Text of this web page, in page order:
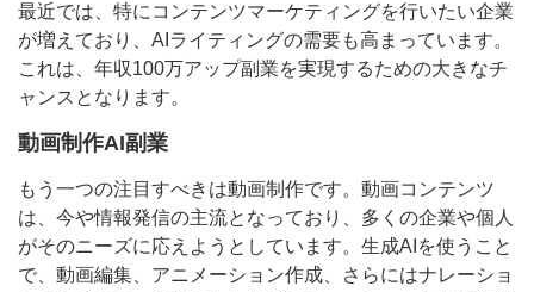
最近では、特にコンテンツマーケティングを行いたい企業
が増えており、AIライティングの需要も高まっています。
これは、年収100万アップ副業を実現するための大きなチ
ャンスとなります。
動画制作AI副業
もう一つの注目すべきは動画制作です。動画コンテンツ
は、今や情報発信の主流となっており、多くの企業や個人
がそのニーズに応えようとしています。生成AIを使うこと
で、動画編集、アニメーション作成、さらにはナレーショ